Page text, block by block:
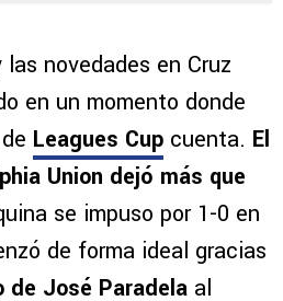
novedades en Cruz
en un momento donde
Leagues Cup cuenta. El
Union dejó más que
se impuso por 1-0 en
de forma ideal gracias
de José Paradela al